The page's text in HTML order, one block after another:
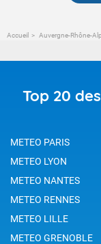
Accueil Auvergne-Rhône-
Top 20
METEO PARIS
METEO LYON
METEO NANTES
METEO RENNES
METEO LILLE
METEO GRENOBLE